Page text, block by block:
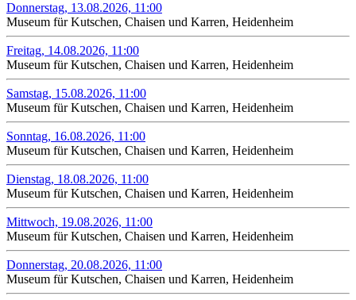
Donnerstag, 13.08.2026, 11:00
Museum für Kutschen, Chaisen und Karren, Heidenheim
Freitag, 14.08.2026, 11:00
Museum für Kutschen, Chaisen und Karren, Heidenheim
Samstag, 15.08.2026, 11:00
Museum für Kutschen, Chaisen und Karren, Heidenheim
Sonntag, 16.08.2026, 11:00
Museum für Kutschen, Chaisen und Karren, Heidenheim
Dienstag, 18.08.2026, 11:00
Museum für Kutschen, Chaisen und Karren, Heidenheim
Mittwoch, 19.08.2026, 11:00
Museum für Kutschen, Chaisen und Karren, Heidenheim
Donnerstag, 20.08.2026, 11:00
Museum für Kutschen, Chaisen und Karren, Heidenheim